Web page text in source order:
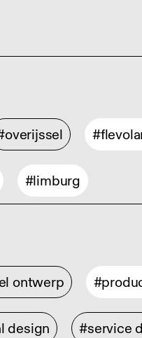
#limburg
ontwerp
design #service